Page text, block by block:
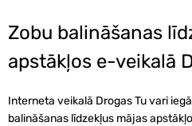
Zobu balināšanas
apstākļos e-veikalā
Interneta veikalā Drogas Tu vari
balināšanas līdzekļus mājas